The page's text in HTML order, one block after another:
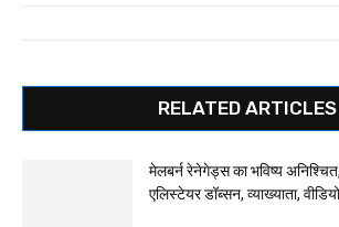
RELATED ARTICLES
मेलबर्न रेनेगेड्स का भविष्य
एलिस्टेयर डॉब्सन, व्याख्याता,